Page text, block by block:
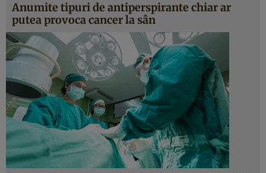
Anumite tipuri de antiperspirante chiar ar
putea provoca cancer la sân